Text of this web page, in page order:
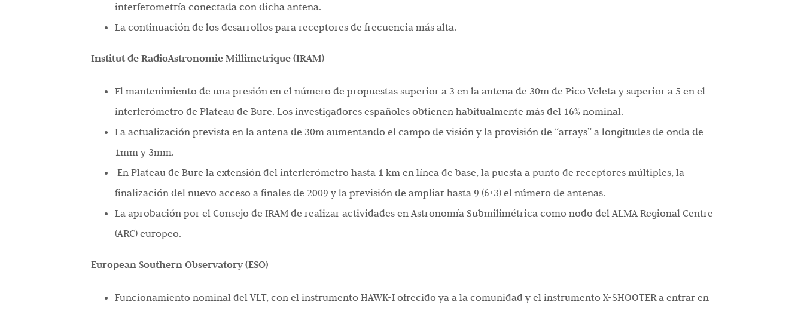
interferometría conectada con dicha antena.
La continuación de los desarrollos para receptores de frecuencia más alta.
Institut de RadioAstronomie Millimetrique (IRAM)
El mantenimiento de una presión en el número de propuestas superior a 3 en la antena de 30m de Pico Veleta y superior a 5 en el
interferómetro de Plateau de Bure. Los investigadores españoles obtienen habitualmente más del 16% nominal.
La actualización prevista en la antena de 30m aumentando el campo de visión y la provisión de “arrays” a longitudes de onda de
1mm y 3mm.
En Plateau de Bure la extensión del interferómetro hasta 1 km en línea de base, la puesta a punto de receptores múltiples, la
finalización del nuevo acceso a finales de 2009 y la previsión de ampliar hasta 9 (6+3) el número de antenas.
La aprobación por el Consejo de IRAM de realizar actividades en Astronomía Submilimétrica como nodo del ALMA Regional Centre
(ARC) europeo.
European Southern Observatory (ESO)
Funcionamiento nominal del VLT, con el instrumento HAWK-I ofrecido ya a la comunidad y el instrumento X-SHOOTER a entrar en